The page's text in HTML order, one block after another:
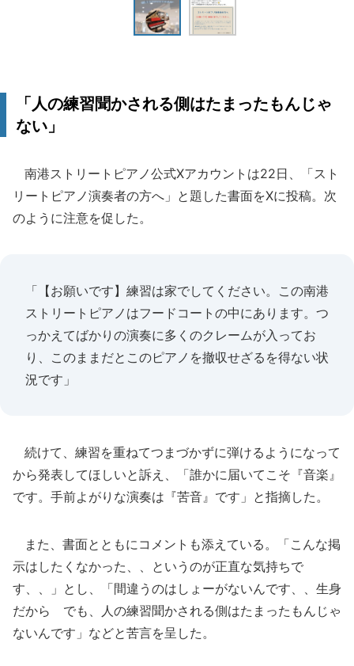
「人の練習聞かされる側はたまったもんじゃ
ない」
南港ストリートピアノ公式Xアカウントは22日、「スト
リートピアノ演奏者の方へ」と題した書面をXに投稿。次
のように注意を促した。
「【お願いです】練習は家でしてください。この南港
ストリートピアノはフードコートの中にあります。つ
っかえてばかりの演奏に多くのクレームが入ってお
り、このままだとこのピアノを撤収せざるを得ない状
況です」
続けて、練習を重ねてつまづかずに弾けるようになって
から発表してほしいと訴え、「誰かに届いてこそ『音楽』
です。手前よがりな演奏は『苦音』です」と指摘した。
また、書面とともにコメントも添えている。「こんな掲
示はしたくなかった、、というのが正直な気持ちで
す、、」とし、「間違うのはしょーがないんです、、生身
だから でも、人の練習聞かされる側はたまったもんじゃ
ないんです」などと苦言を呈した。